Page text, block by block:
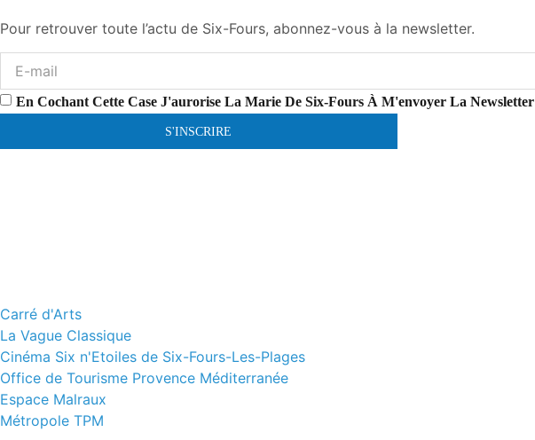
Pour retrouver toute l’actu de Six-Fours, abonnez-vous à la newsletter.
En Cochant Cette Case J'aurorise La Marie De Six-Fours À M'envoyer La Newsletter
S'INSCRIRE
Carré d'Arts
La Vague Classique
Cinéma Six n'Etoiles de Six-Fours-Les-Plages
Office de Tourisme Provence Méditerranée
Espace Malraux
Métropole TPM